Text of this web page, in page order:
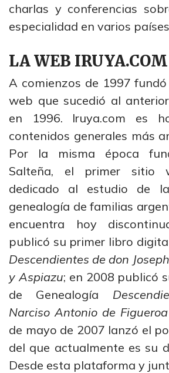
charlas y conferencias
especialidad en varios
LA WEB IRUYA.COM
A comienzos de 1997
web que sucedió al
en 1996. Iruya.com es
contenidos generales más
Por la misma época
Salteña, el primer sitio
dedicado al estudio de
genealogía de familias
encuentra hoy
publicó su primer libro
Descendientes de don
y Aspiazu; en 2008 publicó
de Genealogía
Narciso Antonio de
de mayo de 2007 lanzó el
del que actualmente es su
Desde esta plataforma y